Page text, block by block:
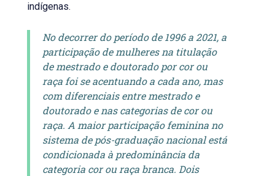
indígenas.
No decorrer do período de 1996 a 2021, a
participação de mulheres na titulação
de mestrado e doutorado por cor ou
raça foi se acentuando a cada ano, mas
com diferenciais entre mestrado e
doutorado e nas categorias de cor ou
raça. A maior participação feminina no
sistema de pós-graduação nacional está
condicionada à predominância da
categoria cor ou raça branca. Dois